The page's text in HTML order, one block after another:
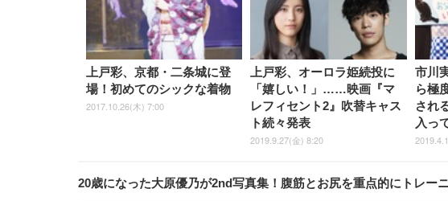
上戸彩、京都・二条城に登
場！初めてのシックな着物
2017.10.26(木) 7:00
上戸彩、オーロラ姫続投に
「嬉しい！」……映画『マ
レフィセント2』吹替キャス
ト続々発表
2019.9.27(金) 8:20
市川
ら極
され
入っ
20歳になった大原優乃が2nd写真集！腹筋とお尻を重点的にトレー